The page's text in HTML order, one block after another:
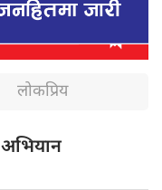
लोकप्रिय
अभियान